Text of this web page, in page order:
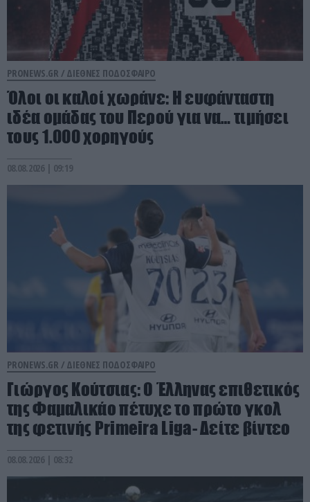
PRONEWS.GR / ΔΙΕΘΝΕΣ ΠΟΔΟΣΦΑΙΡΟ
Όλοι οι καλοί χωράνε: Η ευφάνταστη
ιδέα ομάδας του Περού για να… τιμήσει
τους 1.000 χορηγούς
08.08.2026 | 09:19
PRONEWS.GR / ΔΙΕΘΝΕΣ ΠΟΔΟΣΦΑΙΡΟ
Γιώργος Κούτσιας: Ο Έλληνας επιθετικός
της Φαμαλικάο πέτυχε το πρώτο γκολ
της φετινής Primeira Liga- Δείτε βίντεο
08.08.2026 | 08:32